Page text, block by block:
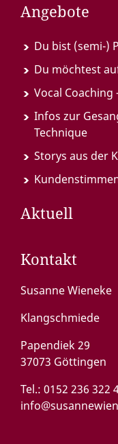
Angebote
Du bist (semi-)
Du möchtest
Vocal Coaching
Infos zur
Technique
Storys aus der
Aktuell
Kontakt
Susanne Wieneke
Klangschmiede
Papendiek 29
37073 Göttingen
Tel.: 0152 236 322